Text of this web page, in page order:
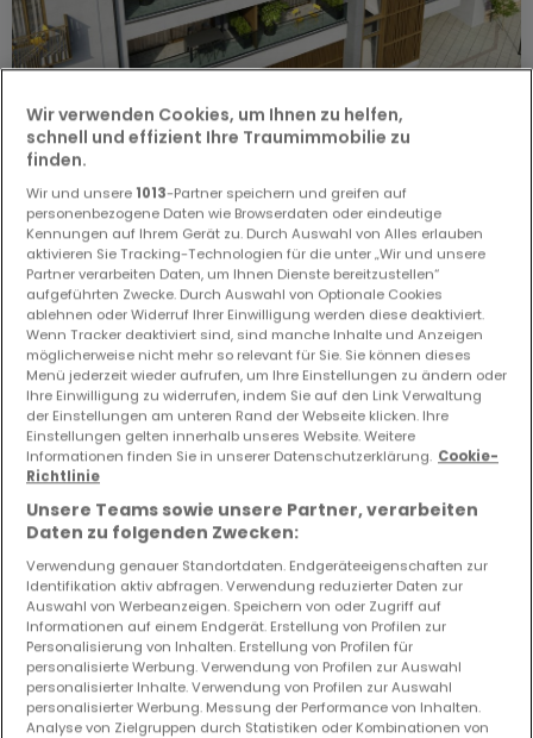
Wohnung 3 Schlafzimmer zum Kauf inClervaux
589.680 €
91 m² 3 1
Wir verwenden Cookies, um Ihnen zu helfen,
schnell und effizient Ihre Traumimmobilie zu
finden.
Wir und unsere 1013-Partner speichern und greifen auf
personenbezogene Daten wie Browserdaten oder eindeutige
Kennungen auf Ihrem Gerät zu. Durch Auswahl von Alles erlauben
aktivieren Sie Tracking-Technologien für die unter „Wir und unsere
Partner verarbeiten Daten, um Ihnen Dienste bereitzustellen“
aufgeführten Zwecke. Durch Auswahl von Optionale Cookies
ablehnen oder Widerruf Ihrer Einwilligung werden diese deaktiviert.
Wenn Tracker deaktiviert sind, sind manche Inhalte und Anzeigen
möglicherweise nicht mehr so relevant für Sie. Sie können dieses
Menü jederzeit wieder aufrufen, um Ihre Einstellungen zu ändern oder
Ihre Einwilligung zu widerrufen, indem Sie auf den Link Verwaltung
der Einstellungen am unteren Rand der Webseite klicken. Ihre
Einstellungen gelten innerhalb unseres Website. Weitere
Informationen finden Sie in unserer Datenschutzerklärung. Cookie-
Richtlinie
Unsere Teams sowie unsere Partner, verarbeiten
Daten zu folgenden Zwecken:
Verwendung genauer Standortdaten. Endgeräteeigenschaften zur
Identifikation aktiv abfragen. Verwendung reduzierter Daten zur
Auswahl von Werbeanzeigen. Speichern von oder Zugriff auf
Informationen auf einem Endgerät. Erstellung von Profilen zur
Personalisierung von Inhalten. Erstellung von Profilen für
personalisierte Werbung. Verwendung von Profilen zur Auswahl
personalisierter Inhalte. Verwendung von Profilen zur Auswahl
personalisierter Werbung. Messung der Performance von Inhalten.
Analyse von Zielgruppen durch Statistiken oder Kombinationen von